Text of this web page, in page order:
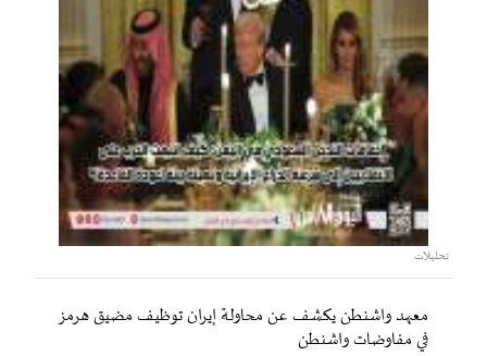
تحليلات
معهد واشنطن يكشف عن محاولة إيران توظيف مضيق هرمز
في مفاوضات واشنطن